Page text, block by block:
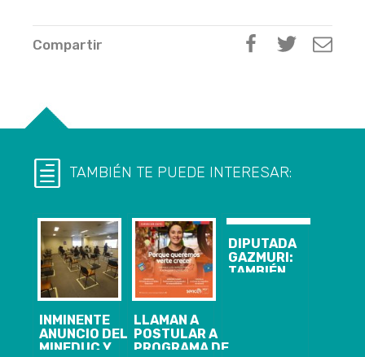
Compartir
TAMBIÉN TE PUEDE INTERESAR:
INMINENTE
ANUNCIO DEL
MINEDUC Y
LLAMAN A
POSTULAR A
PROGRAMA DE
DIPUTADA
GAZMURI:
TAMBIÉN